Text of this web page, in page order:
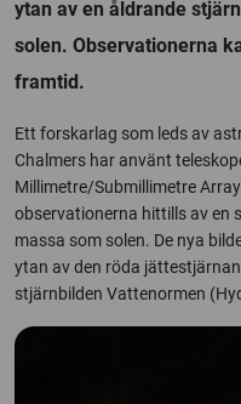
ytan av en åldrande
solen. Observationerna
framtid.
Ett forskarlag som leds av
Chalmers har använt
Millimetre/Submillimetre
observationerna hittills av en
massa som solen. De nya
ytan av den röda
stjärnbilden Vattenormen